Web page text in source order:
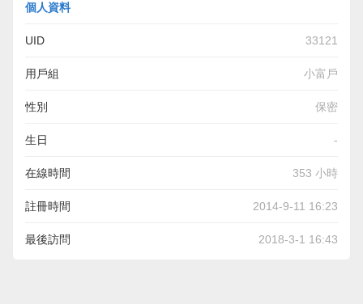
個人資料
UID 33121
用戶組 小富戶
性別 保密
生日 -
在線時間 353 小時
註冊時間 2014-9-11 16:23
最後訪問 2018-3-1 16:43